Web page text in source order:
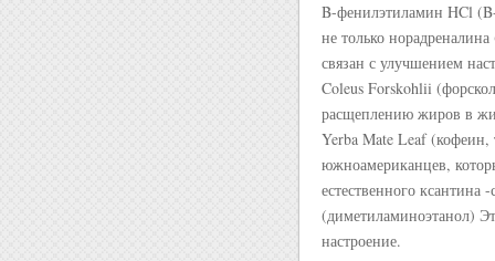
B-фенилэтиламин HCl
не только
связан с улучшением
Coleus Forskohlii
расщеплению жиров в
Yerba Mate Leaf
южноамериканцев,
естественного
(диметиламиноэтанол)
настроение.